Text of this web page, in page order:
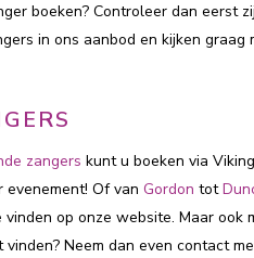
boeken? Controleer dan eerst
in ons aanbod en kijken graag
zangers kunt u boeken via
Of van Gordon tot
op onze website. Maar
Neem dan even contact